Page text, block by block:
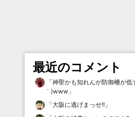
最近のコメント
「神聖かも知れんが防御柵が低
｀)www 」
「大阪に逃げまっせ!! 」